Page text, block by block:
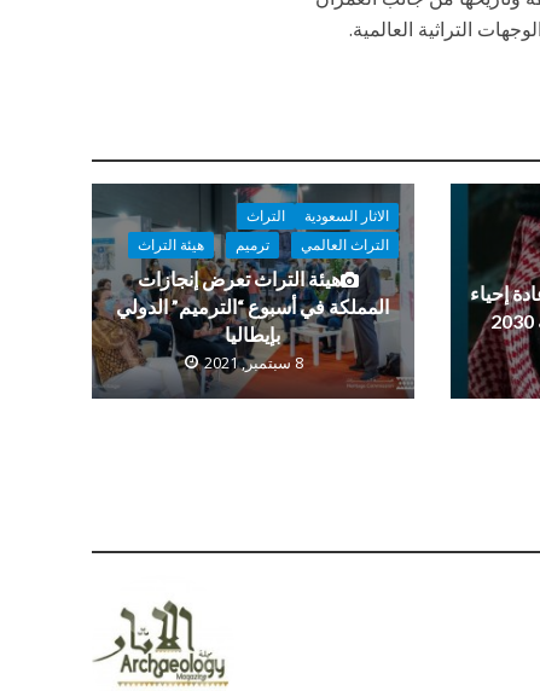
التراثية العالمية.
إحياء
الاثار السعودية
التراث
التراث العالمي
ترميم هيئة التراث
هيئة التراث تعرض إنجازات
المملكة في أسبوع “الترميم” الدولي
بإيطاليا
8 سبتمبر, 2021